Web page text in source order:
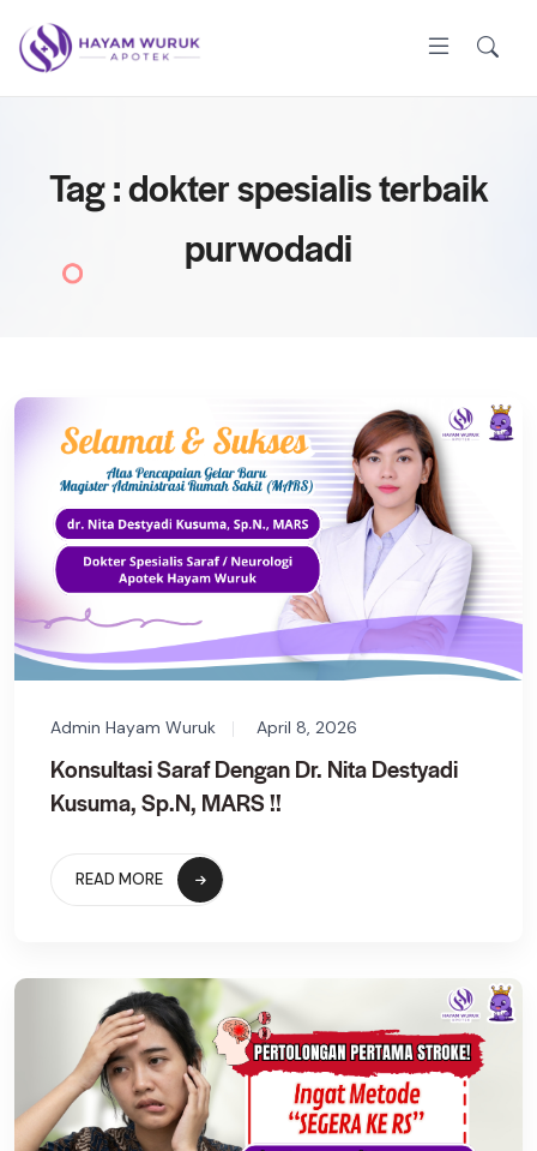
Tag : dokter spesialis terbaik
purwodadi
Admin Hayam Wuruk April 8, 2026
Konsultasi Saraf Dengan Dr. Nita Destyadi
Kusuma, Sp.N, MARS !!
READ MORE